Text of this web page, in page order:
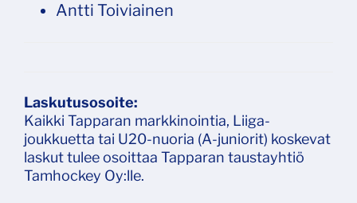
Antti Toiviainen
Laskutusosoite:
Kaikki Tapparan markkinointia, Liiga-
joukkuetta tai U20-nuoria (A-juniorit) koskevat
laskut tulee osoittaa Tapparan taustayhtiö
Tamhockey Oy:lle.